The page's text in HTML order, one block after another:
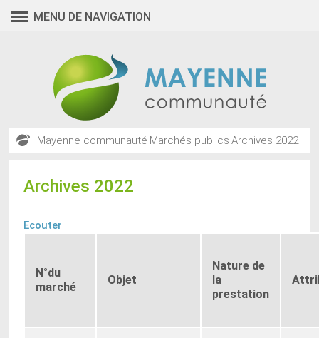
MENU DE NAVIGATION
Mayenne communauté Marchés publics Archives 2022
Archives 2022
Ecouter
N°du
marché
Objet
Nature de
la
prestation